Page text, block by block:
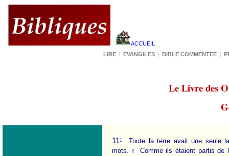
ACCUEIL
LIRE
EVANGILES BIBLE COMMENTEE
Le Livre des
111
Toute la terre avait une seule
mots.
2Comme ils étaient partis de